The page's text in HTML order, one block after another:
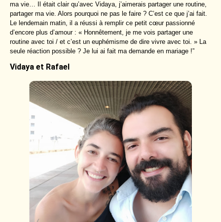
ma vie… Il était clair qu’avec Vidaya, j’aimerais partager une routine,
partager ma vie. Alors pourquoi ne pas le faire ? C’est ce que j’ai fait.
Le lendemain matin, il a réussi à remplir ce petit cœur passionné
d’encore plus d’amour : « Honnêtement, je me vois partager une
routine avec toi / et c’est un euphémisme de dire vivre avec toi. » La
seule réaction possible ? Je lui ai fait ma demande en mariage !”
Vidaya et Rafael